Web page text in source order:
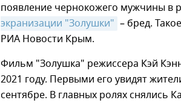
появление чернокожего мужчины в
экранизации "Золушки" – бред.
РИА Новости Крым.
Фильм "Золушка" режиссера Кэй
2021 году. Первыми его увидят
сентябре. В главных ролях снялись